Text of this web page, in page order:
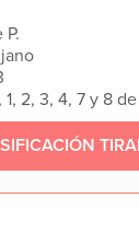
1, 2, 3, 4, 7 y 8